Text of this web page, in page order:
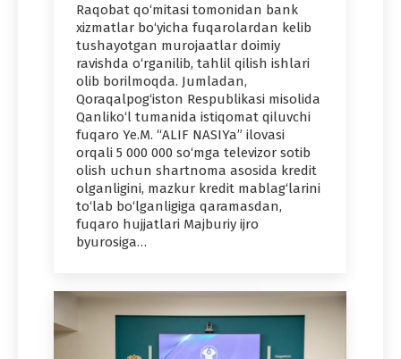
Raqobat qo‘mitasi tomonidan bank
xizmatlar bo‘yicha fuqarolardan kelib
tushayotgan murojaatlar doimiy
ravishda o‘rganilib, tahlil qilish ishlari
olib borilmoqda. Jumladan,
Qoraqalpog‘iston Respublikasi misolida
Qanliko‘l tumanida istiqomat qiluvchi
fuqaro Ye.M. “ALIF NASIYa” ilovasi
orqali 5 000 000 so‘mga televizor sotib
olish uchun shartnoma asosida kredit
olganligini, mazkur kredit mablag‘larini
to‘lab bo‘lganligiga qaramasdan,
fuqaro hujjatlari Majburiy ijro
byurosiga…